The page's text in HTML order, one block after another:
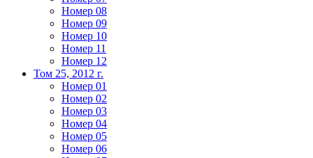
Номер 08
Номер 09
Номер 10
Номер 11
Номер 12
Том 25, 2012 г.
Номер 01
Номер 02
Номер 03
Номер 04
Номер 05
Номер 06